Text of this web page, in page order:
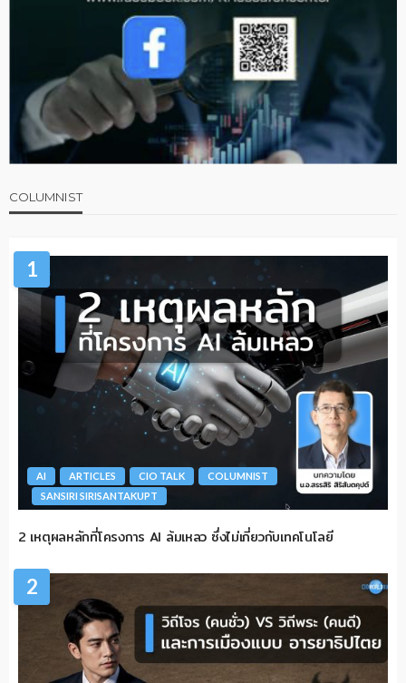
COLUMNIST
1
AI ARTICLES CIO TALK
COLUMNIST
SANSIRI SIRISANTAKUPT
2 เหตุผลหลักที่โครงการ AI ล้มเหลว ซึ่งไม่เกี่ยวกับเทคโนโลยี
2